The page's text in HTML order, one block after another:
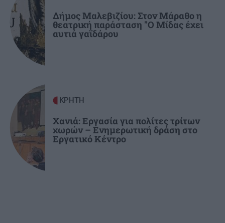
19:50
ΑΘΛΗΤΙΚΑ
Ανακοίνωσε Ντιομαντέ η Ρεάλ Μαδρίτης
Δήμος Μαλεβιζίου: Στον Μάραθο η
θεατρική παράσταση "Ο Μίδας έχει
αυτιά γαϊδάρου
ΚΡΗΤΗ
Χανιά: Εργασία για πολίτες τρίτων
χωρών – Ενημερωτική δράση στο
Εργατικό Κέντρο